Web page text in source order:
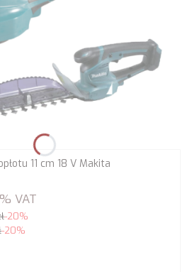
11 cm 18 V Makita
VAT
-20%
-20%